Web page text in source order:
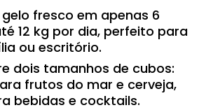
fresco em apenas 6
12 kg por dia, perfeito para
ou escritório.
dois tamanhos de cubos:
frutos do mar e cerveja,
bebidas e cocktails.